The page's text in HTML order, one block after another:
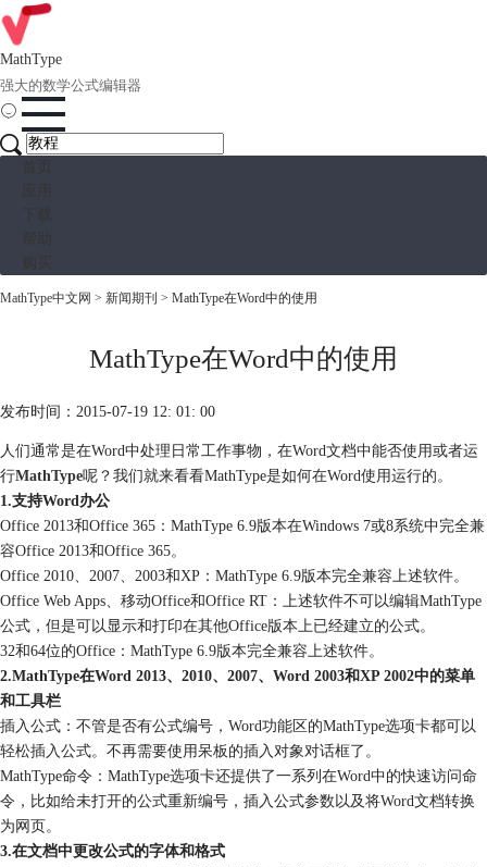
MathType
强大的数学公式编辑器
MathType中文网 > 新闻期刊 > MathType在Word中的使用
MathType在Word中的使用
发布时间：2015-07-19 12: 01: 00
人们通常是在Word中处理日常工作事物，在Word文档中能否使用或者运
行MathType呢？我们就来看看MathType是如何在Word使用运行的。
1.支持Word办公
Office 2013和Office 365：MathType 6.9版本在Windows 7或8系统中完全兼
容Office 2013和Office 365。
Office 2010、2007、2003和XP：MathType 6.9版本完全兼容上述软件。
Office Web Apps、移动Office和Office RT：上述软件不可以编辑MathType
公式，但是可以显示和打印在其他Office版本上已经建立的公式。
32和64位的Office：MathType 6.9版本完全兼容上述软件。
2.MathType在Word 2013、2010、2007、Word 2003和XP 2002中的菜单
和工具栏
插入公式：不管是否有公式编号，Word功能区的MathType选项卡都可以
轻松插入公式。不再需要使用呆板的插入对象对话框了。
MathType命令：MathType选项卡还提供了一系列在Word中的快速访问命
令，比如给未打开的公式重新编号，插入公式参数以及将Word文档转换
为网页。
3.在文档中更改公式的字体和格式